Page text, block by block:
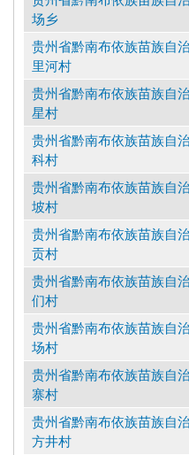
场乡
贵州省黔南布依族苗族自
里河村
贵州省黔南布依族苗族自
星村
贵州省黔南布依族苗族自
科村
贵州省黔南布依族苗族自
坡村
贵州省黔南布依族苗族自
贡村
贵州省黔南布依族苗族自
们村
贵州省黔南布依族苗族自
场村
贵州省黔南布依族苗族自
寨村
贵州省黔南布依族苗族自
方井村